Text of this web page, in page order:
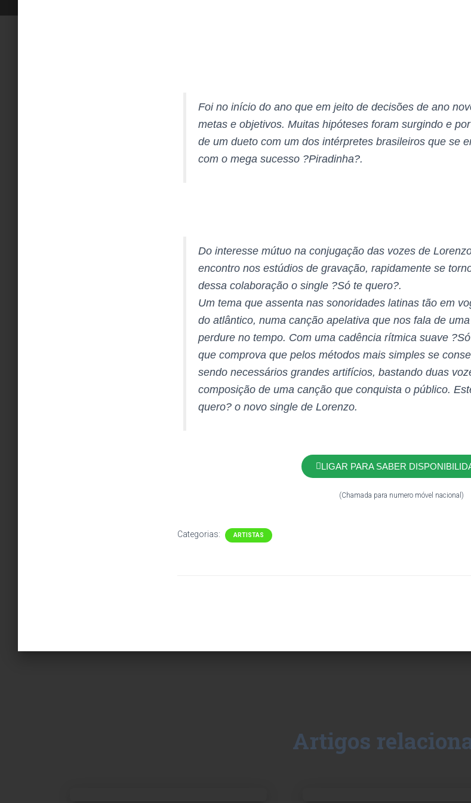
Foi no início do ano que em jeito de decisões de ano
metas e objetivos. Muitas hipóteses foram surgindo e
de um dueto com um dos intérpretes brasileiros que se
com o mega sucesso ?Piradinha?.
Do interesse mútuo na conjugação das vozes de
encontro nos estúdios de gravação, rapidamente se
dessa colaboração o single ?Só te quero?.
Um tema que assenta nas sonoridades latinas tão em
do atlântico, numa canção apelativa que nos fala de
perdure no tempo. Com uma cadência rítmica suave
que comprova que pelos métodos mais simples se
sendo necessários grandes artifícios, bastando duas
composição de uma canção que conquista o público.
quero? o novo single de Lorenzo.
LIGAR PARA SABER
(Chamada para numero móvel nacional)
Categorias: ARTISTAS
Artigos